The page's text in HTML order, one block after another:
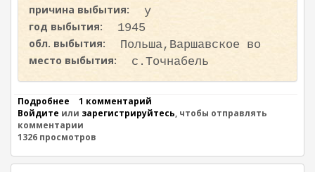
Ч
.
Н
Г
А
.
причина выбытия:
у
год выбытия:
1945
обл. выбытия:
Польша,Варшавское во
место выбытия:
с.Точнабель
Подробнее
А
Н
А
Т
1 комментарий
Войдите или зарегистрируйтесь, чтобы отправлять
комментарии
1326 просмотров